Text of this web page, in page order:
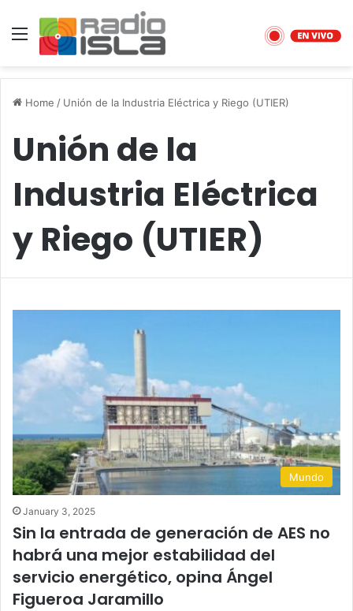
Menu
Home / Unión de la Industria Eléctrica y Riego (UTIER)
Unión de la
Industria Eléctrica
y Riego (UTIER)
Mundo
January 3, 2025
Sin la entrada de generación de AES no
habrá una mejor estabilidad del
servicio energético, opina Ángel
Figueroa Jaramillo